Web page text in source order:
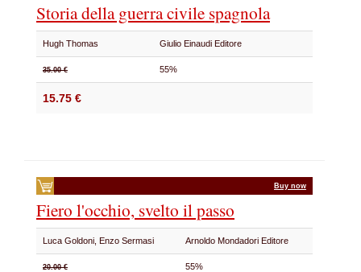
Storia della guerra civile spagnola
Hugh Thomas Giulio Einaudi Editore
35.00 € 55%
15.75 €
Buy now
Fiero l'occhio, svelto il passo
Luca Goldoni, Enzo Sermasi Arnoldo Mondadori Editore
20.00 € 55%